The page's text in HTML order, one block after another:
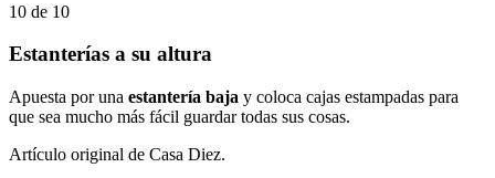
10 de 10
Estanterías a su altura
Apuesta por una estantería baja y coloca cajas estampadas para
que sea mucho más fácil guardar todas sus cosas.
Artículo original de Casa Diez.